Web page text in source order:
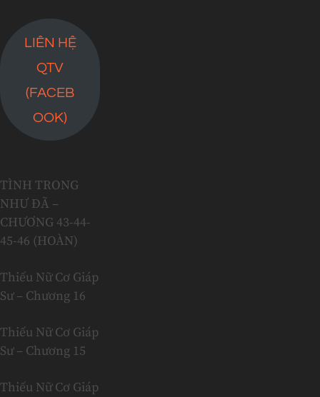
LIÊN HỆ
QTV
(FACEB
OOK)
TÌNH TRONG
NHƯ ĐÃ –
CHƯƠNG 43-44-
45-46 (HOÀN)
Thiếu Nữ Cơ Giáp
Sư – Chương 16
Thiếu Nữ Cơ Giáp
Sư – Chương 15
Thiếu Nữ Cơ Giáp